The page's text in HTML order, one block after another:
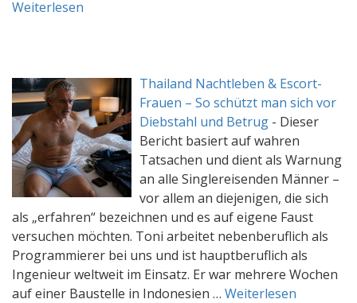
Weiterlesen
Thailand Nachtleben & Escort-
Frauen – So schützt man sich vor
Diebstahl und Betrug - Dieser
Bericht basiert auf wahren
Tatsachen und dient als Warnung
an alle Singlereisenden Männer –
vor allem an diejenigen, die sich
als „erfahren“ bezeichnen und es auf eigene Faust
versuchen möchten. Toni arbeitet nebenberuflich als
Programmierer bei uns und ist hauptberuflich als
Ingenieur weltweit im Einsatz. Er war mehrere Wochen
auf einer Baustelle in Indonesien … Weiterlesen